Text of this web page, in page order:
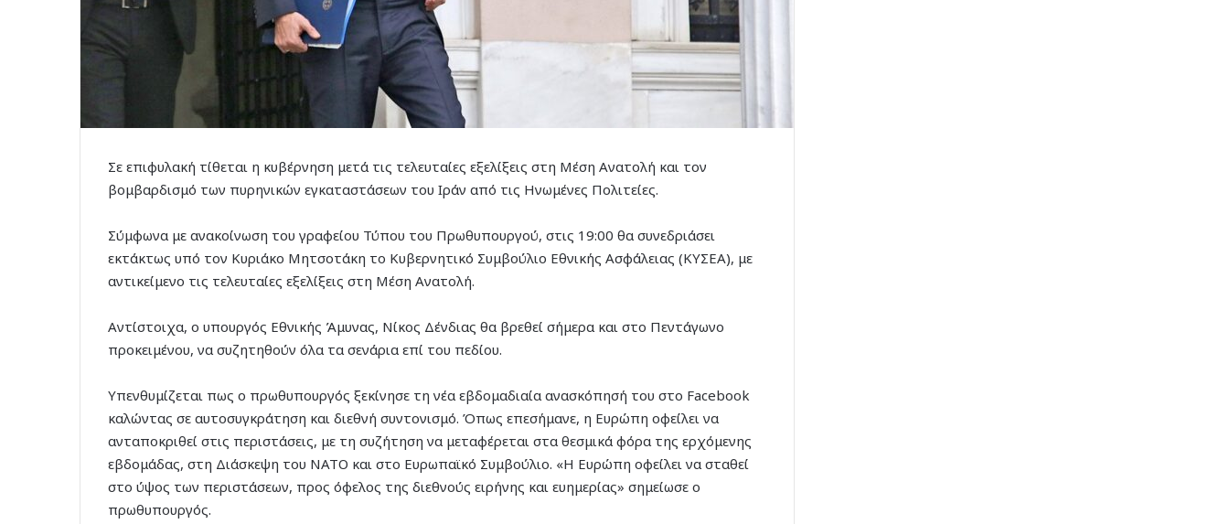
Σε επιφυλακή τίθεται η κυβέρνηση μετά τις τελευταίες εξελίξεις στη Μέση Ανατολή και τον
βομβαρδισμό των πυρηνικών εγκαταστάσεων του Ιράν από τις Ηνωμένες Πολιτείες.
Σύμφωνα με ανακοίνωση του γραφείου Τύπου του Πρωθυπουργού, στις 19:00 θα συνεδριάσει
εκτάκτως υπό τον Κυριάκο Μητσοτάκη το Κυβερνητικό Συμβούλιο Εθνικής Ασφάλειας (ΚΥΣΕΑ), με
αντικείμενο τις τελευταίες εξελίξεις στη Μέση Ανατολή.
Αντίστοιχα, ο υπουργός Εθνικής Άμυνας, Νίκος Δένδιας θα βρεθεί σήμερα και στο Πεντάγωνο
προκειμένου, να συζητηθούν όλα τα σενάρια επί του πεδίου.
Υπενθυμίζεται πως ο πρωθυπουργός ξεκίνησε τη νέα εβδομαδιαία ανασκόπησή του στο Facebook
καλώντας σε αυτοσυγκράτηση και διεθνή συντονισμό. Όπως επεσήμανε, η Ευρώπη οφείλει να
ανταποκριθεί στις περιστάσεις, με τη συζήτηση να μεταφέρεται στα θεσμικά φόρα της ερχόμενης
εβδομάδας, στη Διάσκεψη του ΝΑΤΟ και στο Ευρωπαϊκό Συμβούλιο. «Η Ευρώπη οφείλει να σταθεί
στο ύψος των περιστάσεων, προς όφελος της διεθνούς ειρήνης και ευημερίας» σημείωσε ο
πρωθυπουργός.